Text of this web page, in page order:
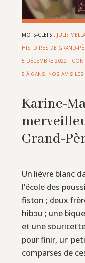
MOTS-CLEFS : JULIE
HISTOIRES DE GRAND-
5 DÉCEMBRE 2022 |
5 À 6 ANS, NOS AMIS LES
Karine-
Grand-
Un lièvre blanc
l’école des
fiston ; deux
hibou ; une
et une
pour finir, un
comparses de